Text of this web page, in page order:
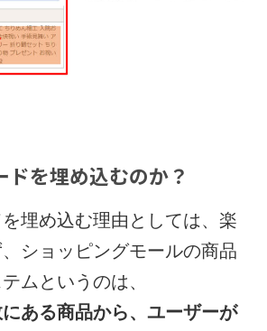
ドを埋め込むのか？
埋め込む理由としては、楽
ショッピングモールの商品
ムというのは、
ある商品から、ユーザーが